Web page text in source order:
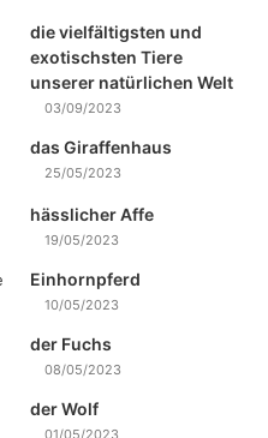
die vielfältigsten und
exotischsten Tiere
unserer natürlichen Welt
03/09/2023
das Giraffenhaus
25/05/2023
hässlicher Affe
19/05/2023
Einhornpferd
10/05/2023
der Fuchs
08/05/2023
der Wolf
01/05/2023